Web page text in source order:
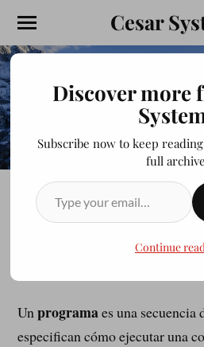
Cesar
1.2. ¿Qué es un
Unprogramaes una secuencia
especifican cómo ejecutar una
Discover more
Subscribe now to keep
full
Continue